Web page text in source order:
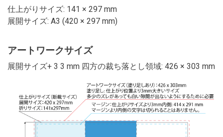
仕上がりサイズ: 141 × 297 mm
展開サイズ: A3 (420 × 297 mm)
アートワークサイズ
展開サイズ+ 3 3 mm 四方の裁ち落とし領域: 426 × 303 mm